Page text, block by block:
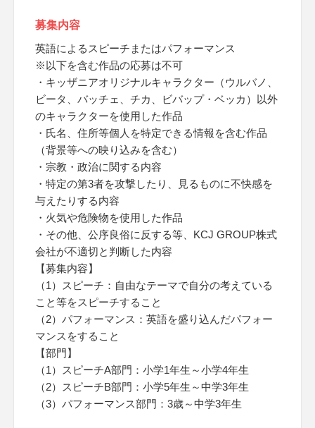
募集内容
英語によるスピーチまたはパフォーマンス
※以下を含む作品の応募は不可
・キッザニアオリジナルキャラクター（ウルバノ、
ビータ、バッチェ、チカ、ビバップ・ベッカ）以外
のキャラクターを使用した作品
・氏名、住所等個人を特定できる情報を含む作品
（背景等への映り込みを含む）
・宗教・政治に関する内容
・特定の第3者を攻撃したり、見るものに不快感を
与えたりする内容
・火気や危険物を使用した作品
・その他、公序良俗に反する等、KCJ GROUP株式
会社が不適切と判断した内容
【募集内容】
（1）スピーチ：自由なテーマで自分の考えている
こと等をスピーチすること
（2）パフォーマンス：英語を盛り込んだパフォー
マンスをすること
【部門】
（1）スピーチA部門：小学1年生～小学4年生
（2）スピーチB部門：小学5年生～中学3年生
（3）パフォーマンス部門：3歳～中学3年生